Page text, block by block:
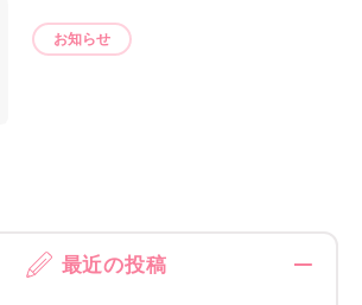
お知らせ
最近の投稿